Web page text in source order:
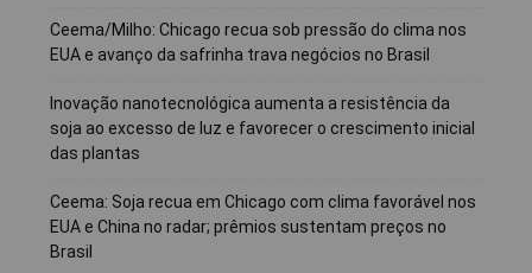
Ceema/Milho: Chicago recua sob pressão do clima nos
EUA e avanço da safrinha trava negócios no Brasil
Inovação nanotecnológica aumenta a resistência da
soja ao excesso de luz e favorecer o crescimento inicial
das plantas
Ceema: Soja recua em Chicago com clima favorável nos
EUA e China no radar; prêmios sustentam preços no
Brasil